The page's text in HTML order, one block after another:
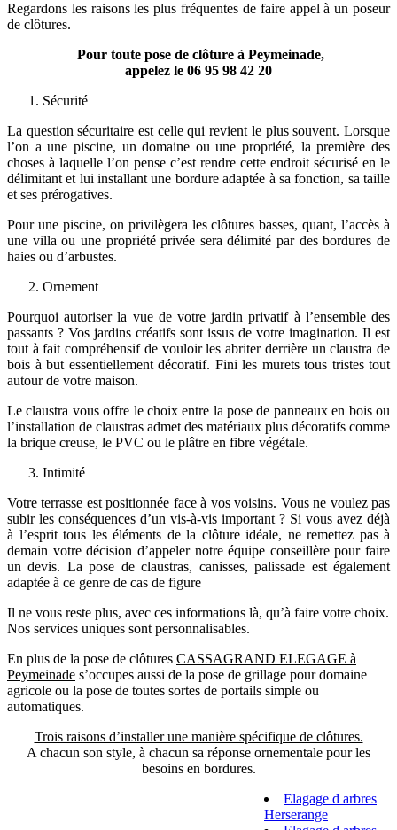
Regardons les raisons les plus fréquentes de faire appel à un poseur
de clôtures.
Pour toute pose de clôture à Peymeinade,
appelez le 06 95 98 42 20
Sécurité
La question sécuritaire est celle qui revient le plus souvent. Lorsque
l’on a une piscine, un domaine ou une propriété, la première des
choses à laquelle l’on pense c’est rendre cette endroit sécurisé en le
délimitant et lui installant une bordure adaptée à sa fonction, sa taille
et ses prérogatives.
Pour une piscine, on privilègera les clôtures basses, quant, l’accès à
une villa ou une propriété privée sera délimité par des bordures de
haies ou d’arbustes.
Ornement
Pourquoi autoriser la vue de votre jardin privatif à l’ensemble des
passants ? Vos jardins créatifs sont issus de votre imagination. Il est
tout à fait compréhensif de vouloir les abriter derrière un claustra de
bois à but essentiellement décoratif. Fini les murets tous tristes tout
autour de votre maison.
Le claustra vous offre le choix entre la pose de panneaux en bois ou
l’installation de claustras admet des matériaux plus décoratifs comme
la brique creuse, le PVC ou le plâtre en fibre végétale.
Intimité
Votre terrasse est positionnée face à vos voisins. Vous ne voulez pas
subir les conséquences d’un vis-à-vis important ? Si vous avez déjà
à l’esprit tous les éléments de la clôture idéale, ne remettez pas à
demain votre décision d’appeler notre équipe conseillère pour faire
un devis. La pose de claustras, canisses, palissade est également
adaptée à ce genre de cas de figure
Il ne vous reste plus, avec ces informations là, qu’à faire votre choix.
Nos services uniques sont personnalisables.
En plus de la pose de clôtures CASSAGRAND ELEGAGE à
Peymeinade s’occupes aussi de la pose de grillage pour domaine
agricole ou la pose de toutes sortes de portails simple ou
automatiques.
Trois raisons d’installer une manière spécifique de clôtures.
A chacun son style, à chacun sa réponse ornementale pour les
besoins en bordures.
Elagage d arbres
Herserange